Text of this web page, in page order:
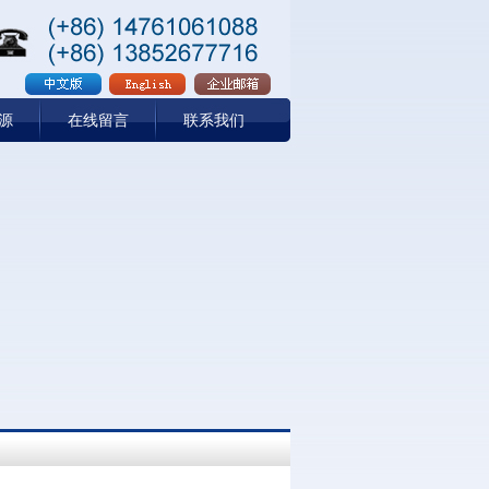
在线留言 联系我们